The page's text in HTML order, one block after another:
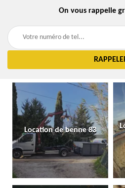
On vous rappelle
Location de benne 83